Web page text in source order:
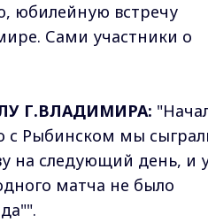
юбилейную встречу
Сами участники о
Г.ВЛАДИМИРА:
с Рыбинском мы
на следующий день, и
матча не было